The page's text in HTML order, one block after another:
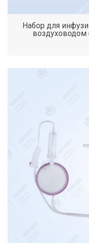
Набор для
воздуховодом